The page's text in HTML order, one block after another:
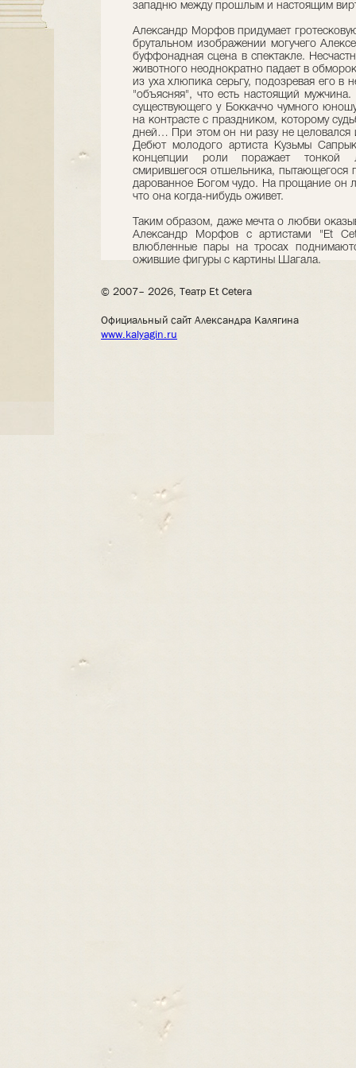
западню между прошлым и настоящим
Александр Морфов придумает
брутальном изображении могучего
буффонадная сцена в спектакле.
животного неоднократно падает в
из уха хлюпика серьгу, подозревая его в
"объясняя", что есть настоящий
существующего у Боккаччо чумного
на контрасте с праздником, которому
дней… При этом он ни разу не целовался
Дебют молодого артиста Кузьмы
концепции роли поражает тонкой
смирившегося отшельника, пытающегося
дарованное Богом чудо. На прощание он
что она когда-нибудь оживет.
Таким образом, даже мечта о любви
Александр Морфов с артистами "Et
влюбленные пары на тросах
ожившие фигуры с картины Шагала.
© 2007– 2026, Театр Et Cetera
Официальный сайт Александра Калягина
www.kalyagin.ru